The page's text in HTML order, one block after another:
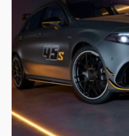
NEWSLETTER
SÍGUENOS